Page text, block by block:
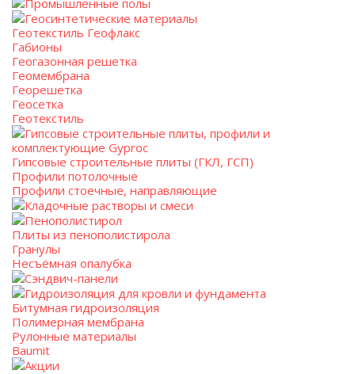
Промышленные полы
Геосинтетические материалы
Геотекстиль Геофлакс
Габионы
Геогазонная решетка
Геомембрана
Георешетка
Геосетка
Геотекстиль
Гипсовые строительные плиты, профили и
комплектующие Gyproc
Гипсовые строительные плиты (ГКЛ, ГСП)
Профили потолочные
Профили стоечные, направляющие
Кладочные растворы и смеси
Пенополистирол
Плиты из пенополистирола
Гранулы
Несъёмная опалубка
Сэндвич-панели
Гидроизоляция для кровли и фундамента
Битумная гидроизоляция
Полимерная мембрана
Рулонные материалы
Baumit
Акции